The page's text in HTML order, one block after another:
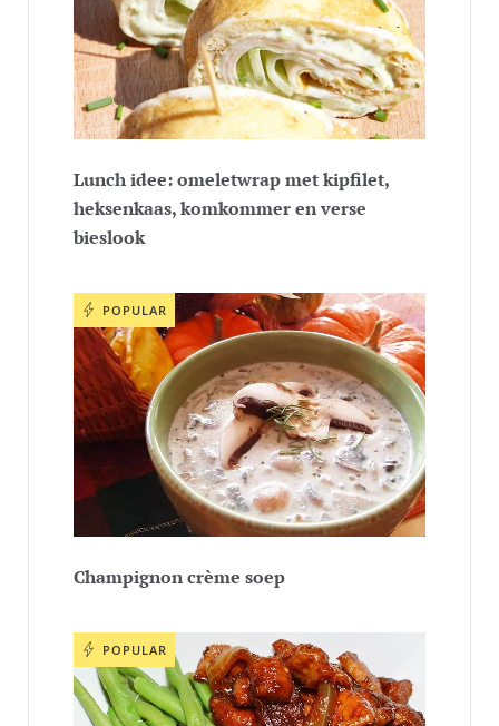
Lunch idee: omeletwrap met kipfilet,
heksenkaas, komkommer en verse
bieslook
POPULAR
Champignon crème soep
POPULAR